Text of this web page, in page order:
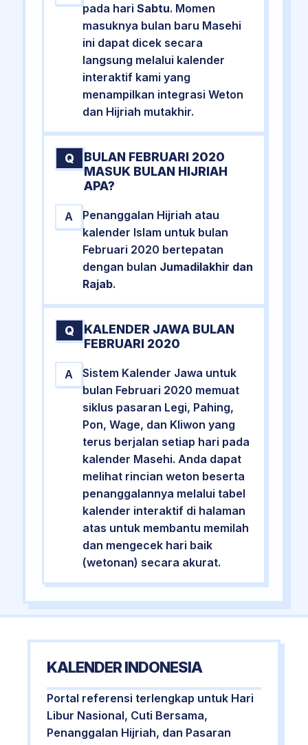
pada hari Sabtu. Momen
masuknya bulan baru Masehi
ini dapat dicek secara
langsung melalui kalender
interaktif kami yang
menampilkan integrasi Weton
dan Hijriah mutakhir.
Q
BULAN FEBRUARI 2020
MASUK BULAN HIJRIAH
APA?
A
Penanggalan Hijriah atau
kalender Islam untuk bulan
Februari 2020 bertepatan
dengan bulan Jumadilakhir dan
Rajab.
Q
KALENDER JAWA BULAN
FEBRUARI 2020
A
Sistem Kalender Jawa untuk
bulan Februari 2020 memuat
siklus pasaran Legi, Pahing,
Pon, Wage, dan Kliwon yang
terus berjalan setiap hari pada
kalender Masehi. Anda dapat
melihat rincian weton beserta
penanggalannya melalui tabel
kalender interaktif di halaman
atas untuk membantu memilah
dan mengecek hari baik
(wetonan) secara akurat.
KALENDER INDONESIA
Portal referensi terlengkap untuk Hari
Libur Nasional, Cuti Bersama,
Penanggalan Hijriah, dan Pasaran